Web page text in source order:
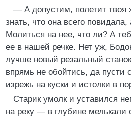
— А допустим, полетит твоя
знать, что она всего
Молиться на нее, что ли? А
ее в нашей речке. Нет уж,
лучше новый резальный
впрямь не обойтись, да пусти
изрежь на куски и истолки в
Старик умолк и уставился
на реку — в глубине мелькали